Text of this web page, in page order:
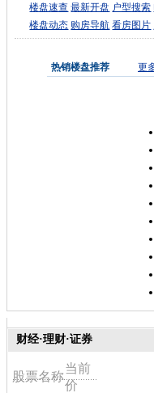
楼盘速查 最新开盘 户型搜索
楼盘动态 购房导航 看房图片
热销楼盘推荐 更
财经·理财·证券
股票名称
当前
价